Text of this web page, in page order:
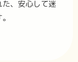
、安心して迷